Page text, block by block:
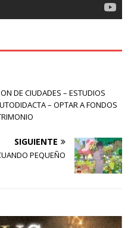
DE CIUDADES – ESTUDIOS
– OPTAR A FONDOS
SIGUIENTE
PEQUEÑO